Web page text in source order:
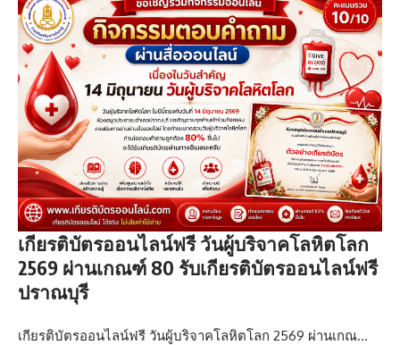
เกียรติบัตรออนไลน์ฟรี วันผู้บริจาคโลหิตโลก
2569 ผ่านเกณฑ์ 80 รับเกียรติบัตรออนไลน์ฟรี
ปราณบุรี
เกียรติบัตรออนไลน์ฟรี วันผู้บริจาคโลหิตโลก 2569 ผ่านเกณ…